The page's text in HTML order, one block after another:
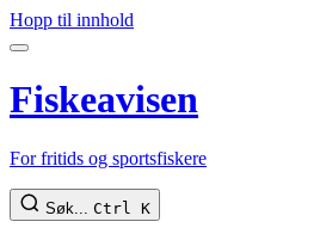
Hopp til innhold
Fiskeavisen
For fritids og sportsfiskere
Søk... Ctrl K